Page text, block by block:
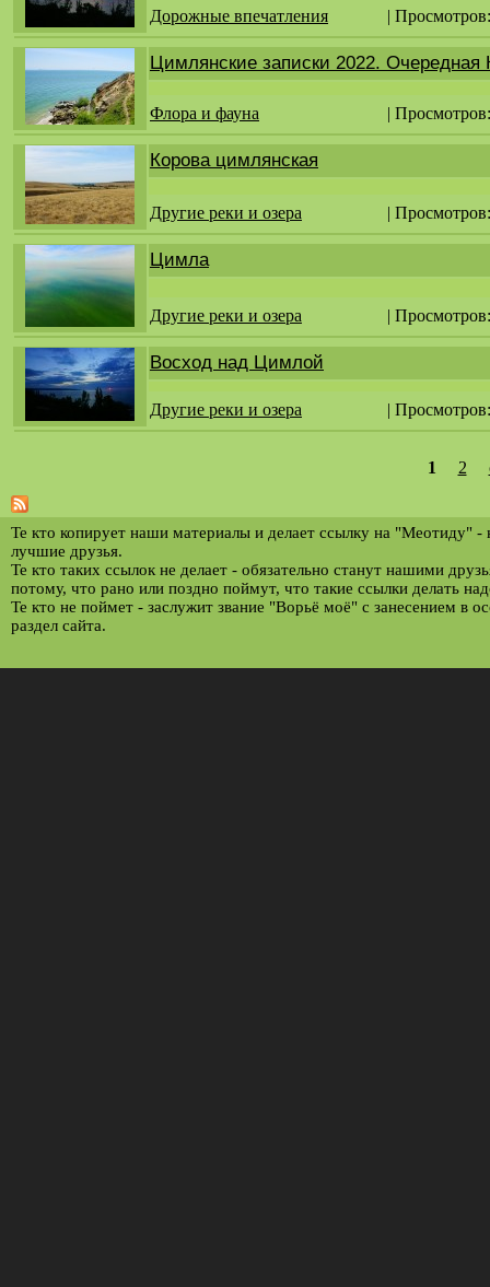
Дорожные впечатления |
Цимлянские записки 2022. Очередная
Флора и фауна |
Корова цимлянская
Другие реки и озера |
Цимла
Другие реки и озера |
Восход над Цимлой
Другие реки и озера |
т
р
а
н
и
1 2
Те кто копирует наши материалы и делает ссылку на "Меотиду" -
лучшие друзья.
Те кто таких ссылок не делает - обязательно станут нашими
потому, что рано или поздно поймут, что такие ссылки делать
Те кто не поймет - заслужит звание "Ворьё моё" с занесением в
раздел сайта.